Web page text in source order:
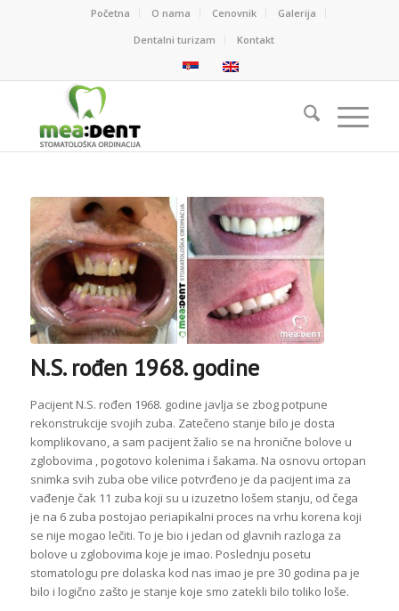
Početna O nama Cenovnik
Galerija
Dentalni turizam
Kontakt
N.S. rođen 1968. godine
Pacijent N.S. rođen 1968. godine javlja se zbog potpune
rekonstrukcije svojih zuba. Zatečeno stanje bilo je dosta
komplikovano, a sam pacijent žalio se na hronične bolove u
zglobovima , pogotovo kolenima i šakama. Na osnovu ortopan
snimka svih zuba obe vilice potvrđeno je da pacijent ima za
vađenje čak 11 zuba koji su u izuzetno lošem stanju, od čega
je na 6 zuba postojao periapikalni proces na vrhu korena koji
se nije mogao lečiti. To je bio i jedan od glavnih razloga za
bolove u zglobovima koje je imao. Poslednju posetu
stomatologu pre dolaska kod nas imao je pre 30 godina pa je
bilo i logično zašto je stanje koje smo zatekli bilo toliko loše.